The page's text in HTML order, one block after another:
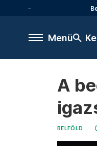
Menü
A
BELFÖLD